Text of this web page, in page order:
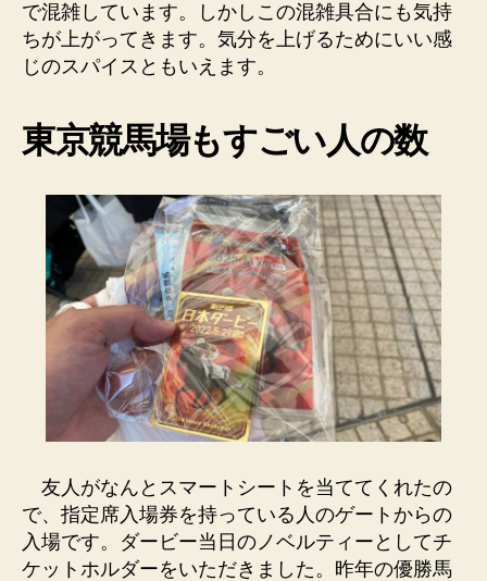
で混雑しています。しかしこの混雑具合にも気持
ちが上がってきます。気分を上げるためにいい感
じのスパイスともいえます。
東京競馬場もすごい人の数
友人がなんとスマートシートを当ててくれたの
で、指定席入場券を持っている人のゲートからの
入場です。ダービー当日のノベルティーとしてチ
ケットホルダーをいただきました。昨年の優勝馬